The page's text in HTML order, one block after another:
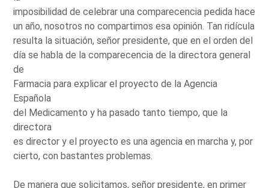
imposibilidad de celebrar una comparecencia pedida hace
un año, nosotros no compartimos esa opinión. Tan ridícula
resulta la situación, señor presidente, que en el orden del
día se habla de la comparecencia de la directora general
de
Farmacia para explicar el proyecto de la Agencia
Española
del Medicamento y ha pasado tanto tiempo, que la
directora
es director y el proyecto es una agencia en marcha y, por
cierto, con bastantes problemas.
De manera que solicitamos, señor presidente, en primer